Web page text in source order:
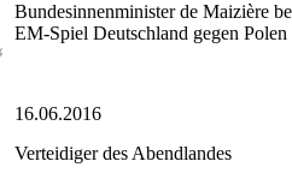
Bundesinnenminister de Maizière
EM-Spiel Deutschland gegen
16.06.2016
Verteidiger des Abendlandes